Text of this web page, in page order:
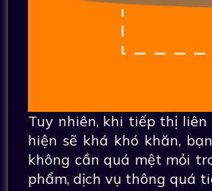
Tuy nhiên, khi tiếp thị
hiện sẽ khá khó khăn,
không cần quá mệt mỏi
phẩm, dịch vụ thông quá